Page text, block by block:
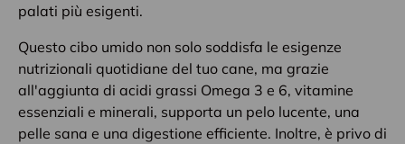
palati più esigenti.
Questo cibo umido non solo soddisfa le esigenze
nutrizionali quotidiane del tuo cane, ma grazie
all'aggiunta di acidi grassi Omega 3 e 6, vitamine
essenziali e minerali, supporta un pelo lucente, una
pelle sana e una digestione efficiente. Inoltre, è privo di